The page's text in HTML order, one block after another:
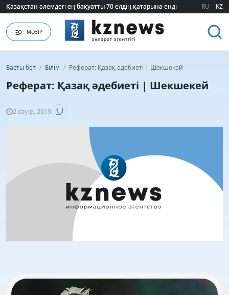
Қазақстан әлемдегі ең бақуатты 70 елдің қатарына енді
Қазақстан әлемдегі ең бақуатты 70 елдің қатарына енді RU KZ
МӘЗІР
Басты бет / Білім / Реферат: Қазақ әдебиеті | Шекшекей
Реферат: Қазақ әдебиеті | Шекшекей
2 сәуір, 2019